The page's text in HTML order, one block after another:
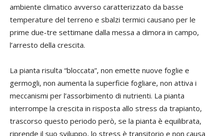
ambiente climatico avverso caratterizzato da basse
temperature del terreno e sbalzi termici causano per le
prime due-tre settimane dalla messa a dimora in campo,
l’arresto della crescita.
La pianta risulta “bloccata”, non emette nuove foglie e
germogli, non aumenta la superficie fogliare, non attiva i
meccanismi per l’assorbimento di nutrienti. La pianta
interrompe la crescita in risposta allo stress da trapianto,
trascorso questo periodo però, se la pianta è equilibrata,
riprende il suo sviluppo, lo stress è transitorio e non causa